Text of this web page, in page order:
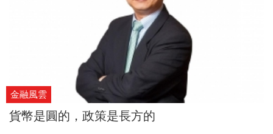
金融風雲
貨幣是圓的，政策是長方的